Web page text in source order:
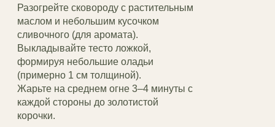
Разогрейте сковороду с растительным
маслом и небольшим кусочком
сливочного (для аромата).
Выкладывайте тесто ложкой,
формируя небольшие оладьи
(примерно 1 см толщиной).
Жарьте на среднем огне 3–4 минуты с
каждой стороны до золотистой
корочки.